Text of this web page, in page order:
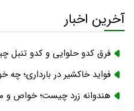
آخرین اخبار
فرق کدو حلوایی و کدو
فواید خاکشیر در بارداری؛
هندوانه زرد چیست؛ خواص و